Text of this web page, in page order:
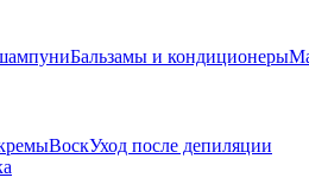
Бальзамы и кондиционеры
ВоскУход после депиляции